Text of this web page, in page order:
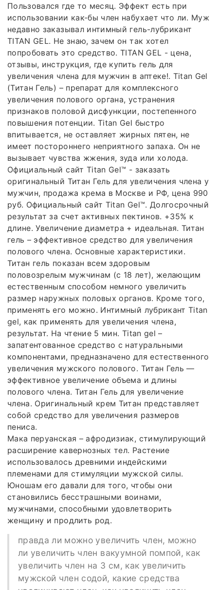
Пользовался где то месяц. Эффект есть при
использовании как-бы член набухает что ли. Муж
недавно заказывал интимный гель-лубрикант
TITAN GEL. Не знаю, зачем он так хотел
попробовать это средство. TITAN GEL - цена,
отзывы, инструкция, где купить гель для
увеличения члена для мужчин в аптеке!. Titan Gel
(Титан Гель) – препарат для комплексного
увеличения полового органа, устранения
признаков половой дисфункции, постепенного
повышения потенции. Titan Gel быстро
впитывается, не оставляет жирных пятен, не
имеет постороннего неприятного запаха. Он не
вызывает чувства жжения, зуда или холода.
Официальный сайт Titan Gel™ - заказать
оригинальный Титан Гель для увеличения члена у
мужчин, продажа крема в Москве и РФ, цена 990
руб. Официальный сайт Titan Gel™. Долгосрочный
результат за счет активных пектинов. +35% к
длине. Увеличение диаметра + идеальная. Титан
гель – эффективное средство для увеличения
полового члена. Основные характеристики.
Титан гель показан всем здоровым
половозрелым мужчинам (с 18 лет), желающим
естественным способом немного увеличить
размер наружных половых органов. Кроме того,
применять его можно. Интимный лубрикант Titan
gel, как применять для увеличения члена,
результат. На чтение 5 мин. Titan gel –
запатентованное средство с натуральными
компонентами, предназначено для естественного
увеличения мужского полового. Титан Гель —
эффективное увеличение объема и длины
полового члена. Титан Гель для увеличение
члена. Оригинальный крем Титан представляет
собой средство для увеличения размеров
пениса.
Мака перуанская – афродизиак, стимулирующий
расширение кавернозных тел. Растение
использовалось древними индейскими
племенами для стимуляции мужской силы.
Юношам его давали для того, чтобы они
становились бесстрашными воинами,
мужчинами, способными удовлетворить
женщину и продлить род.
правда ли можно увеличить член, можно
ли увеличить член вакуумной помпой, как
увеличить член на 3 см, как увеличить
мужской член содой, какие средства